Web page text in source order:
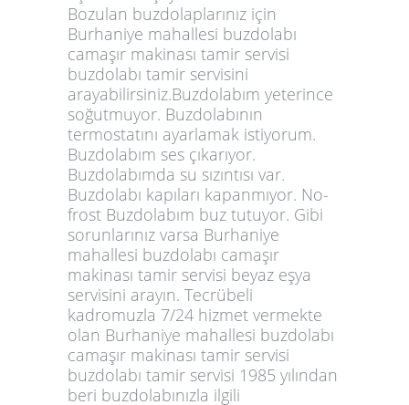
Bozulan buzdolaplarınız için
Burhaniye mahallesi buzdolabı
camaşır makinası tamir servisi
buzdolabı tamir servisini
arayabilirsiniz.Buzdolabım yeterince
soğutmuyor. Buzdolabının
termostatını ayarlamak istiyorum.
Buzdolabım ses çıkarıyor.
Buzdolabımda su sızıntısı var.
Buzdolabı kapıları kapanmıyor. No-
frost Buzdolabım buz tutuyor. Gibi
sorunlarınız varsa Burhaniye
mahallesi buzdolabı camaşır
makinası tamir servisi beyaz eşya
servisini arayın. Tecrübeli
kadromuzla 7/24 hizmet vermekte
olan Burhaniye mahallesi buzdolabı
camaşır makinası tamir servisi
buzdolabı tamir servisi 1985 yılından
beri buzdolabınızla ilgili